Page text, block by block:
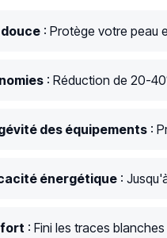
douce : Protège votre peau
: Réduction de 20-
des équipements :
énergétique :
: Fini les traces